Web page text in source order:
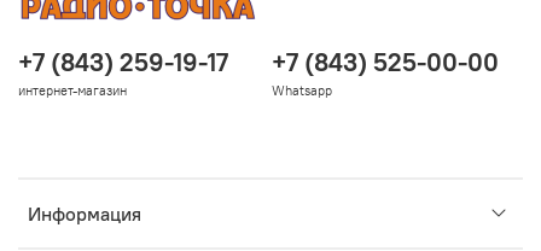
Информация
+7 (843) 259-19-17
интернет-магазин
+7 (843) 525-00-00
Whatsapp